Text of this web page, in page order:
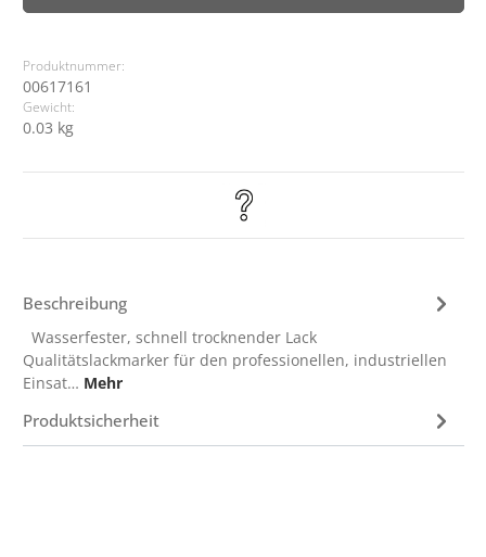
Produktnummer:
00617161
Gewicht:
0.03 kg
Beschreibung
Wasserfester, schnell trocknender Lack
Qualitätslackmarker für den professionellen, industriellen
Einsat… Mehr
Produktsicherheit